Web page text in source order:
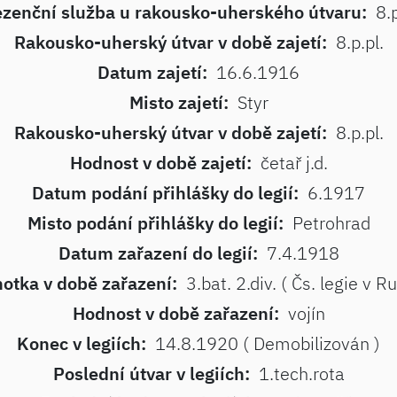
služba u rakousko-uherského útvaru:
Rakousko-uherský útvar v době zajetí: 8.p.pl.
Datum zajetí: 16.6.1916
Misto zajetí: Styr
Rakousko-uherský útvar v době zajetí: 8.p.pl.
Hodnost v době zajetí: četař j.d.
Datum podání přihlášky do legií: 6.1917
Misto podání přihlášky do legií: Petrohrad
Datum zařazení do legií: 7.4.1918
v době zařazení: 3.bat. 2.div. ( Čs. legie v
Hodnost v době zařazení: vojín
Konec v legiích: 14.8.1920 ( Demobilizován )
Poslední útvar v legiích: 1.tech.rota